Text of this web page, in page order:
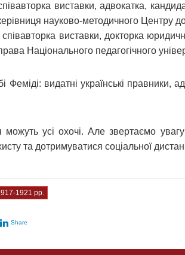
виставки, адвокатка,
науково-методичного Центру
співавторка виставки, докторка
права Національного педагогічного
Феміді: видатні українські правники,
можуть усі охочі. Але звертаємо
та дотримуватися соціальної
1921 рр.
Share